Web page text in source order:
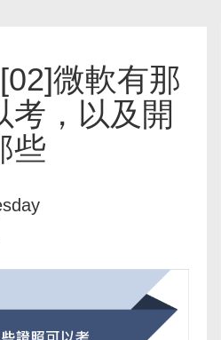
微軟有那
考，以及開
些